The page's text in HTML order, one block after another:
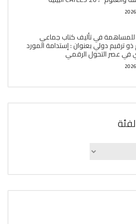
في تأليف كتاب جماعي
ترقيم دولي بعنوان : إستدامة المورد
في عصر التحول الرقمي